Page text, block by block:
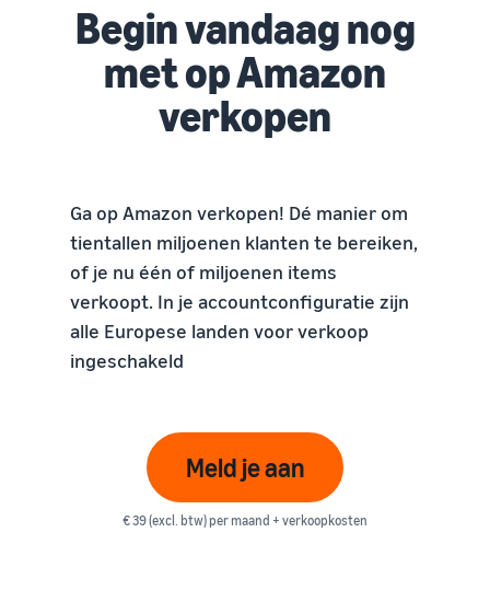
Begin vandaag nog
met op Amazon
verkopen
Ga op Amazon verkopen! Dé manier om
tientallen miljoenen klanten te bereiken,
of je nu één of miljoenen items
verkoopt. In je accountconfiguratie zijn
alle Europese landen voor verkoop
ingeschakeld
Meld je aan
€ 39 (excl. btw) per maand + verkoopkosten